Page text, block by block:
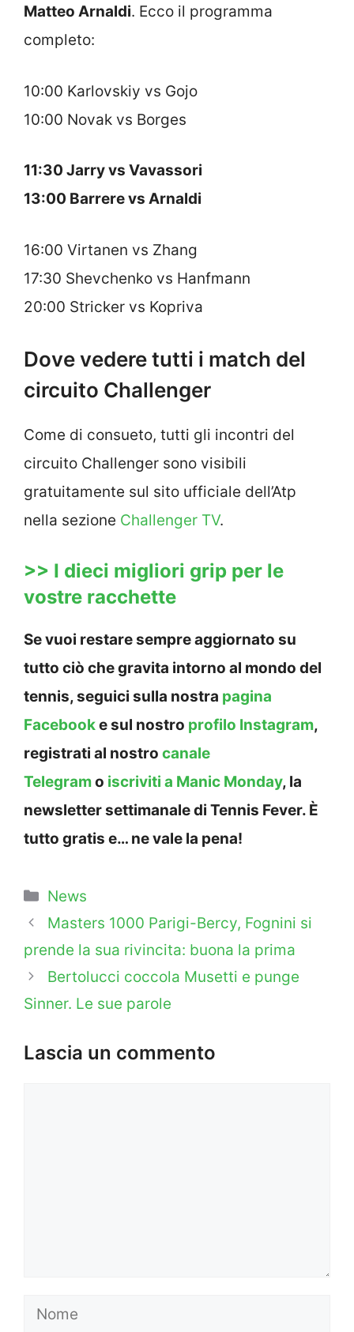
Matteo Arnaldi. Ecco il programma
completo:
10:00 Karlovskiy vs Gojo
10:00 Novak vs Borges
11:30 Jarry vs Vavassori
13:00 Barrere vs Arnaldi
16:00 Virtanen vs Zhang
17:30 Shevchenko vs Hanfmann
20:00 Stricker vs Kopriva
Dove vedere tutti i match del
circuito Challenger
Come di consueto, tutti gli incontri del
circuito Challenger sono visibili
gratuitamente sul sito ufficiale dell’Atp
nella sezione Challenger TV.
>> I dieci migliori grip per le
vostre racchette
Se vuoi restare sempre aggiornato su
tutto ciò che gravita intorno al mondo del
tennis, seguici sulla nostra pagina
Facebooke sul nostro profilo Instagram,
registrati al nostro canale
Telegramo iscriviti a Manic Monday, la
newsletter settimanale di Tennis Fever. È
tutto gratis e… ne vale la pena!
Categorie
News
Masters 1000 Parigi-Bercy, Fognini si
prende la sua rivincita: buona la prima
Bertolucci coccola Musetti e punge
Sinner. Le sue parole
Lascia un commento
Nome